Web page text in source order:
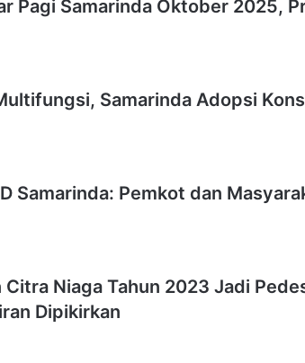
Pagi Samarinda Oktober 2025,
Samarinda Adopsi
Samarinda: Pemkot dan
Niaga Tahun 2023 Jadi
Dipikirkan